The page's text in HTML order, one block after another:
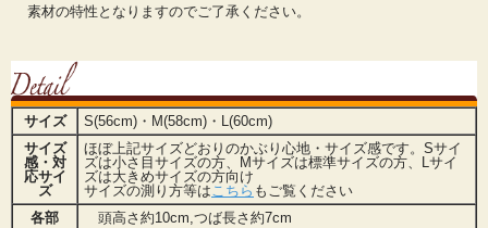
素材の特性となりますのでご了承ください。
サイズ
S(56cm)・M(58cm)・L(60cm)
サイズ
感・対
応サイ
ズ
ほぼ上記サイズどおりのかぶり心地・サイズ感です。Sサイ
ズは小さ目サイズの方、Mサイズは標準サイズの方、Lサイ
ズは大きめサイズの方向け
サイズの測り方等はこちら もご覧ください
各部
頭高さ約10cm,つば長さ約7cm